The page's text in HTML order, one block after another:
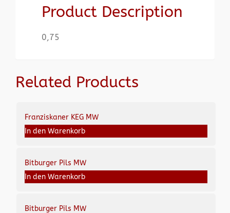
Product Description
0,75
Related Products
Franziskaner KEG MW
In den Warenkorb
Bitburger Pils MW
In den Warenkorb
Bitburger Pils MW